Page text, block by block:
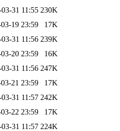
31 11:55 230K
19 23:59
17K
31 11:56 239K
20 23:59
16K
31 11:56 247K
21 23:59
17K
31 11:57 242K
22 23:59
17K
31 11:57 224K